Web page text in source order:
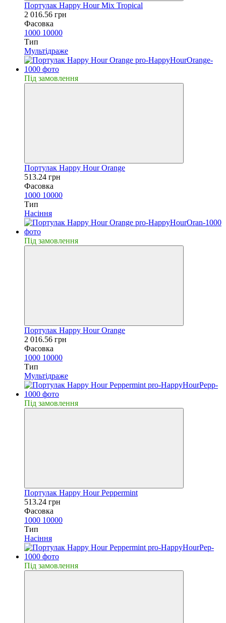
Портулак Happy Hour Mix Tropical
2 016.56 грн
Фасовка
1000 10000
Тип
Мультідраже
Пiд замовлення
Портулак Happy Hour Orange
513.24 грн
Фасовка
1000 10000
Тип
Насiння
Пiд замовлення
Портулак Happy Hour Orange
2 016.56 грн
Фасовка
1000 10000
Тип
Мультідраже
Пiд замовлення
Портулак Happy Hour Peppermint
513.24 грн
Фасовка
1000 10000
Тип
Насiння
Пiд замовлення